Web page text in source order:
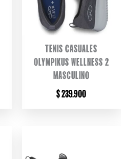
TENIS CASUALES
OLYMPIKUS WELLNESS 2
MASCULINO
$239.900